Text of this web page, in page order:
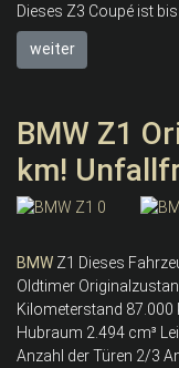
Dieses Z3 Coupé ist bis
weiter
BMW Z1
km!
BMW Z1 Dieses
Oldtimer
Kilometerstand 87.000
Hubraum 2.494 cm³
Anzahl der Türen 2/3